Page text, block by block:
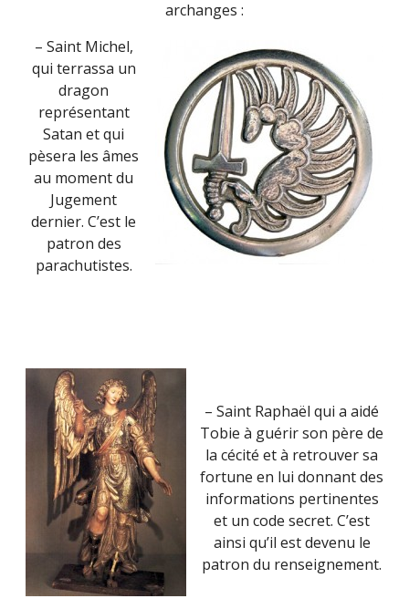
archanges :
– Saint Michel,
qui terrassa un
dragon
représentant
Satan et qui
pèsera les âmes
au moment du
Jugement
dernier. C’est le
patron des
parachutistes.
– Saint Raphaël qui a aidé
Tobie à guérir son père de
la cécité et à retrouver sa
fortune en lui donnant des
informations pertinentes
et un code secret. C’est
ainsi qu’il est devenu le
patron du renseignement.